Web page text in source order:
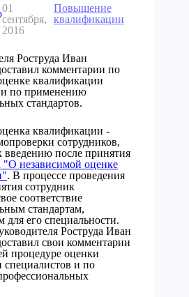
01
сентября,
2016
Повышение
квалификации
Роструда Иван
комментарии по
квалификации
и по применению
стандартов.
квалификации -
сотрудников,
введению после принятия
"О независимой оценке
. В процессе проведения
сотрудник
соответствие
стандартам,
для его специальности.
Роструда Иван
свои комментарии
процедуре оценки
и по